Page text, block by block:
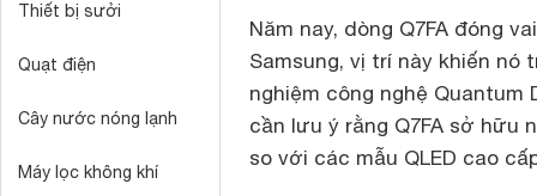
Thiết bị sưởi
Quạt điện
Cây nước nóng lạnh
Máy lọc không khí
Năm nay, dòng Q7FA đóng
Samsung, vị trí này khiến
nghiệm công nghệ Quantum
cần lưu ý rằng Q7FA sở hữu
so với các mẫu QLED cao